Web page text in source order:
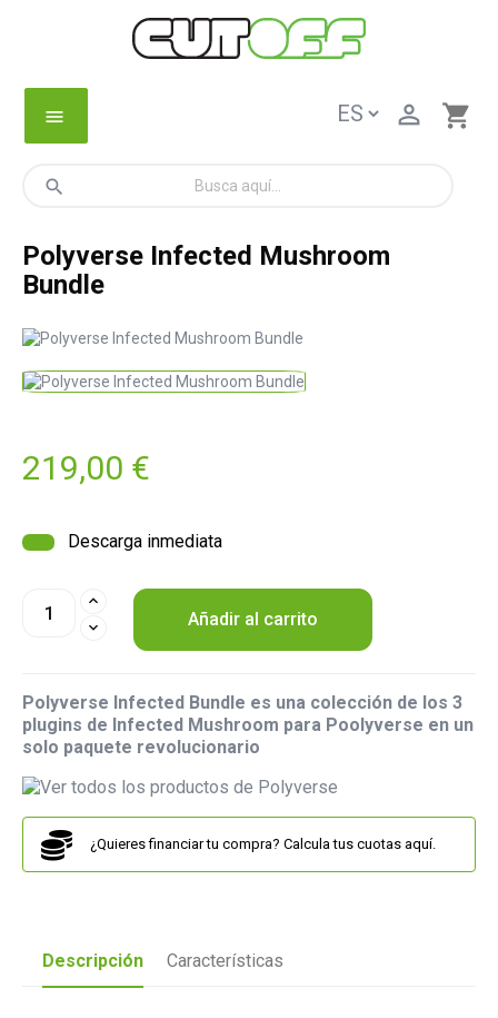
menu shopping_cart

search
Polyverse Infected Mushroom
Bundle
219,00 €
Descarga inmediata
Añadir al carrito
Polyverse Infected Bundle es una colección de los 3
plugins de Infected Mushroom para Poolyverse en un
solo paquete revolucionario
¿Quieres financiar tu compra? Calcula tus cuotas aquí.
Descripción Características